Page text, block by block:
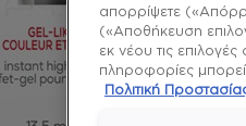
απορρίψετε
(«Αποθήκευση
εκ νέου τις
πληροφορίες
Πολιτική